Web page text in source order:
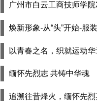
广州市白云工商技师学
焕新形象-从“头”开始-服
以青春之名，织就运动
缅怀先烈志 共铸中华魂
追溯往昔烽火，缅怀先